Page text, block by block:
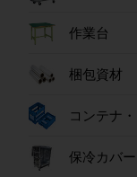
作業台
梱包資材
コンテナ
保冷カバー